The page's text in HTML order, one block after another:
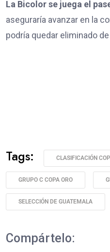
La Bicolor se juega el
aseguraría avanzar en la
podría quedar eliminado
Tags: CLASIFICACIÓN
GRUPO C COPA ORO
SELECCIÓN DE GUATEMALA
Compártelo: